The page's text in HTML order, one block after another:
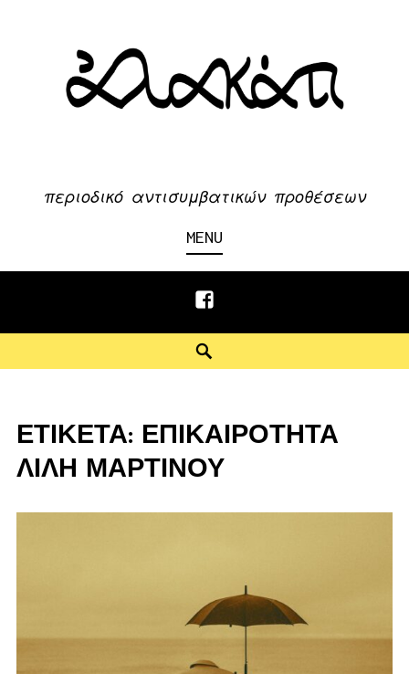
περιοδικό αντισυμβατικών προθέσεων
MENU
Facebook
ΕΤΙΚΈΤΑ: ΈΠΙΚΑΙΡΌΤΗΤΑ
ΛΙΛΉ ΜΑΡΤΊΝΟΥ